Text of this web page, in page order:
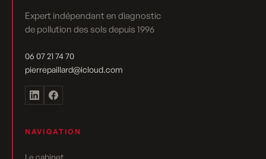
Expert indépendant en diagnostic
de pollution des sols depuis 1996
06 07 21 74 70
pierrepaillard@icloud.com
NAVIGATION